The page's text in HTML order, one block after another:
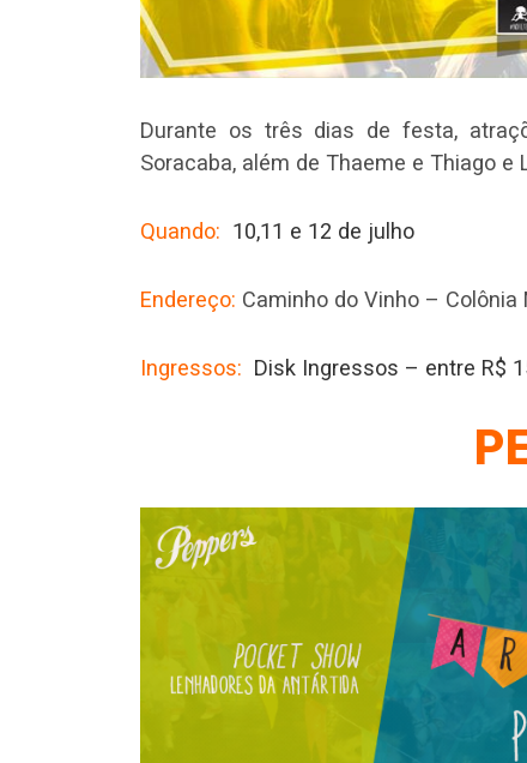
Durante os três dias de festa,
Soracaba, além de Thaeme e Thiago e
Quando: 10,11 e 12 de julho
Endereço: Caminho do Vinho – Colônia
Ingressos: Disk Ingressos – entre R$